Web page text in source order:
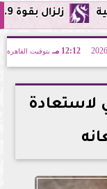
ريختر يشعر به سكان القاهرة وعدة محافظات.. مركزه شرق البحر المتوسط
12:12 مـ بتوقيت القاهرة
لاستعادة